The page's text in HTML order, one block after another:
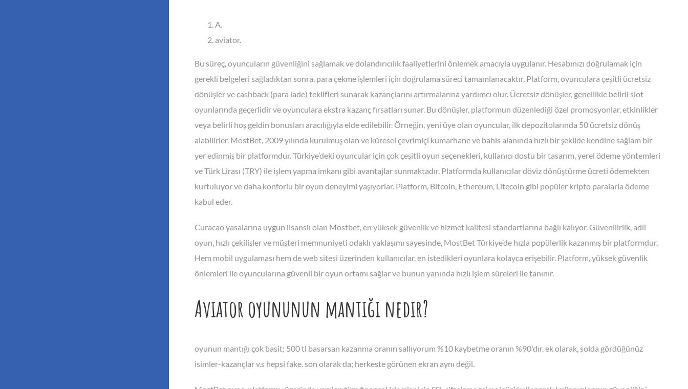
A.
aviator.
Bu süreç, oyuncuların güvenliğini sağlamak ve dolandırıcılık faaliyetlerini önlemek amacıyla uygulanır. Hesabınızı doğrulamak için
gerekli belgeleri sağladıktan sonra, para çekme işlemleri için doğrulama süreci tamamlanacaktır. Platform, oyunculara çeşitli ücretsiz
dönüşler ve cashback (para iade) teklifleri sunarak kazançlarını artırmalarına yardımcı olur. Ücretsiz dönüşler, genellikle belirli slot
oyunlarında geçerlidir ve oyunculara ekstra kazanç fırsatları sunar. Bu dönüşler, platformun düzenlediği özel promosyonlar, etkinlikler
veya belirli hoş geldin bonusları aracılığıyla elde edilebilir. Örneğin, yeni üye olan oyuncular, ilk depozitolarında 50 ücretsiz dönüş
alabilirler. MostBet, 2009 yılında kurulmuş olan ve küresel çevrimiçi kumarhane ve bahis alanında hızlı bir şekilde kendine sağlam bir
yer edinmiş bir platformdur. Türkiye’deki oyuncular için çok çeşitli oyun seçenekleri, kullanıcı dostu bir tasarım, yerel ödeme yöntemleri
ve Türk Lirası (TRY) ile işlem yapma imkanı gibi avantajlar sunmaktadır. Platformda kullanıcılar döviz dönüştürme ücreti ödemekten
kurtuluyor ve daha konforlu bir oyun deneyimi yaşıyorlar. Platform, Bitcoin, Ethereum, Litecoin gibi popüler kripto paralarla ödeme
kabul eder.
Curacao yasalarına uygun lisanslı olan Mostbet, en yüksek güvenlik ve hizmet kalitesi standartlarına bağlı kalıyor. Güvenilirlik, adil
oyun, hızlı çekilişler ve müşteri memnuniyeti odaklı yaklaşımı sayesinde, MostBet Türkiye’de hızla popülerlik kazanmış bir platformdur.
Hem mobil uygulaması hem de web sitesi üzerinden kullanıcılar, en istedikleri oyunlara kolayca erişebilir. Platform, yüksek güvenlik
önlemleri ile oyuncularına güvenli bir oyun ortamı sağlar ve bunun yanında hızlı işlem süreleri ile tanınır.
Aviator oyununun mantığı nedir?
oyunun mantığı çok basit; 500 tl basarsan kazanma oranın sallıyorum %10 kaybetme oranın %90'dır. ek olarak, solda gördüğünüz
isimler-kazançlar v.s hepsi fake. son olarak da; herkeste görünen ekran aynı değil.